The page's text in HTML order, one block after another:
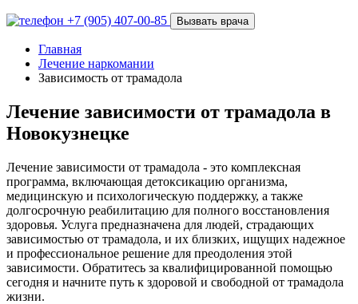
+7 (905) 407-00-85 Вызвать врача
Главная
Лечение наркомании
Зависимость от трамадола
Лечение зависимости от трамадола в
Новокузнецке
Лечение зависимости от трамадола - это комплексная
программа, включающая детоксикацию организма,
медицинскую и психологическую поддержку, а также
долгосрочную реабилитацию для полного восстановления
здоровья. Услуга предназначена для людей, страдающих
зависимостью от трамадола, и их близких, ищущих надежное
и профессиональное решение для преодоления этой
зависимости. Обратитесь за квалифицированной помощью
сегодня и начните путь к здоровой и свободной от трамадола
жизни.